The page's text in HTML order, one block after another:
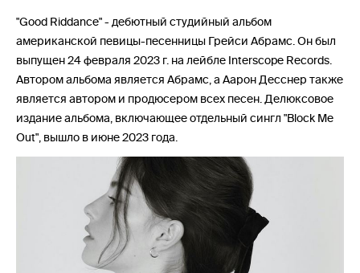
"Good Riddance" - дебютный студийный альбом
американской певицы-песенницы Грейси Абрамс. Он был
выпущен 24 февраля 2023 г. на лейбле Interscope Records.
Автором альбома является Абрамс, а Аарон Десснер также
является автором и продюсером всех песен. Делюксовое
издание альбома, включающее отдельный сингл "Block Me
Out", вышло в июне 2023 года.